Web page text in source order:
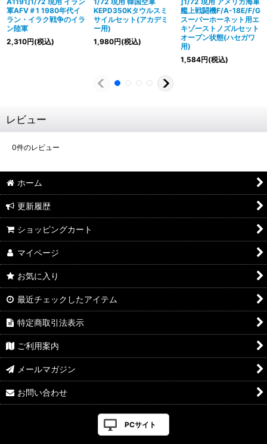
軍AFV＃1 1980年代イ
ラン・イラク戦争のイラ
ン陸軍
2,310円(税込)
KEPD350Kタウルスミ
サイルセット(アカデミ
ー用)
1,980円(税込)
艦上戦闘機F/A-18E/F/G
スーパーホーネット用エ
キゾーストノズルセット
オープン状態(ハセガワ
用)
1,584円(税込)
レビュー
0件のレビュー
ホーム
更新履歴
ショッピングカート
マイページ
お気に入り
最近チェックしたアイテム
特定商取引法表示
ご利用案内
メールマガジン
お問い合わせ
PCサイト